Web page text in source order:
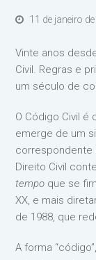
11 de janeiro
Vinte anos
Civil. Regras e
um século de
O Código Civil é
emerge de um
correspondente
Direito Civil
tempo que se
XX, e mais
de 1988, que
A forma